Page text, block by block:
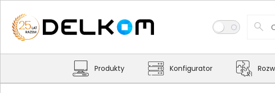
Produkty Konfigurator